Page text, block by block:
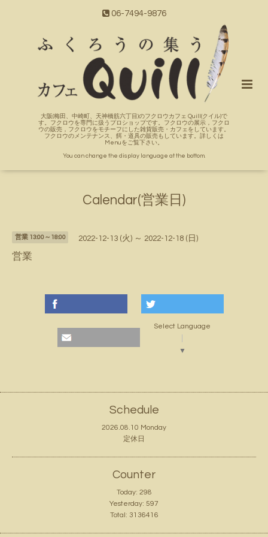
06-7494-9876
大阪(梅田、中崎町、天神橋筋六丁目)のフクロウカフェ Quill(クイル)で
す。フクロウを専門に扱うプロショップです。フクロウの展示，フクロ
ウの販売，フクロウをモチーフにした雑貨販売・カフェをしています。
フクロウのメンテナンス、餌・道具の販売もしています。詳しくは
Menuをご覧下さい。
You can change the display language at the bottom.
Calendar(営業日)
営業 13:00～18:00 2022-12-13 (火) ～ 2022-12-18 (日)
営業
Select Language
▼
Schedule
2026.08.10 Monday
定休日
Counter
Today: 298
Yesterday: 597
Total: 3136416